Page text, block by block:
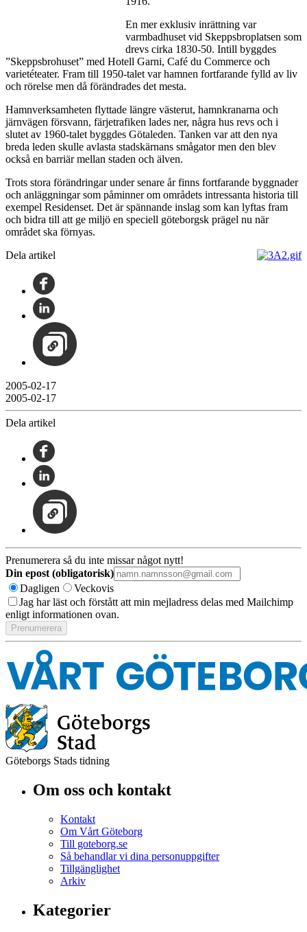
En mer exklusiv inrättning var
varmbadhuset vid Skeppsbroplatsen som
drevs cirka 1830-50. Intill byggdes
”Skeppsbrohuset” med Hotell Garni, Café du Commerce och
varietéteater. Fram till 1950-talet var hamnen fortfarande fylld av liv
och rörelse men då förändrades det mesta.
Hamnverksamheten flyttade längre västerut, hamnkranarna och
järnvägen försvann, färjetrafiken lades ner, några hus revs och i
slutet av 1960-talet byggdes Götaleden. Tanken var att den nya
breda leden skulle avlasta stadskärnans smågator men den blev
också en barriär mellan staden och älven.
Trots stora förändringar under senare år finns fortfarande byggnader
och anläggningar som påminner om områdets intressanta historia till
exempel Residenset. Det är spännande inslag som kan lyftas fram
och bidra till att ge miljö en speciell göteborgsk prägel nu när
området ska förnyas.
Dela artikel
2005-02-17
2005-02-17
Dela artikel
Prenumerera så du inte missar något nytt!
Din epost (obligatorisk)
Dagligen
Veckovis
Jag har läst och förstått att min mejladress delas med Mailchimp
enligt informationen ovan.
Göteborgs Stads tidning
Om oss och kontakt
Kontakt
Om Vårt Göteborg
Till goteborg.se
Så behandlar vi dina personuppgifter
Tillgänglighet
Arkiv
Kategorier